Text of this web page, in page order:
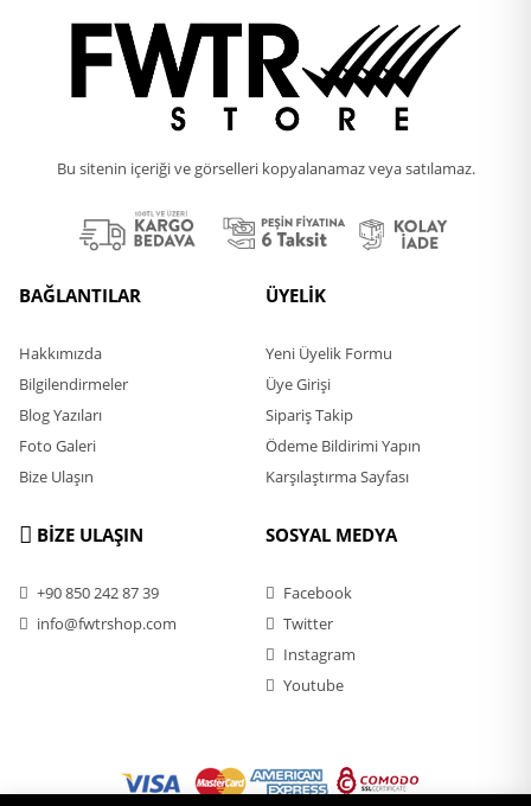
Bu sitenin içeriği ve görselleri kopyalanamaz veya satılamaz.
BAĞLANTILAR
Hakkımızda
Bilgilendirmeler
Blog Yazıları
Foto Galeri
Bize Ulaşın
ÜYELİK
Yeni Üyelik Formu
Üye Girişi
Sipariş Takip
Ödeme Bildirimi Yapın
Karşılaştırma Sayfası
BİZE ULAŞIN
+90 850 242 87 39
info@fwtrshop.com
SOSYAL MEDYA
Facebook
Twitter
Instagram
Youtube